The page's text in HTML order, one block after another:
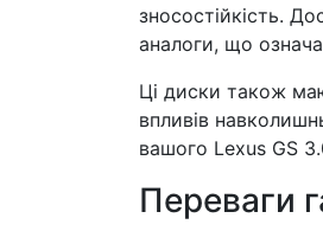
зносостійкість.
аналоги, що
Ці диски також
впливів
вашого Lexus GS
Переваги